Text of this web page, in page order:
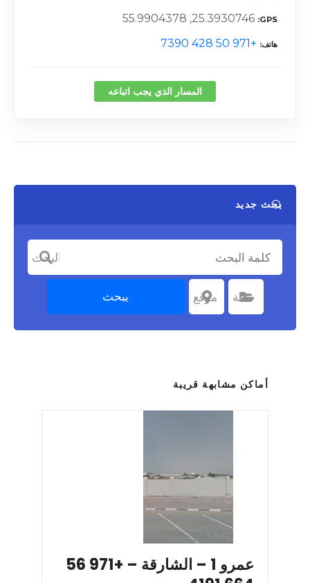
GPS
25.3930746, 55.9904378
هاتف +971 50 428 7390
المسار الذي يجب اتباعه
بحث جديد
كلمة البحث
فئة
اختر الفئة موقع
اختر موقعا يبحث
أماكن مشابهة قريبة
عمرو 1 – الشارقة – +971 56